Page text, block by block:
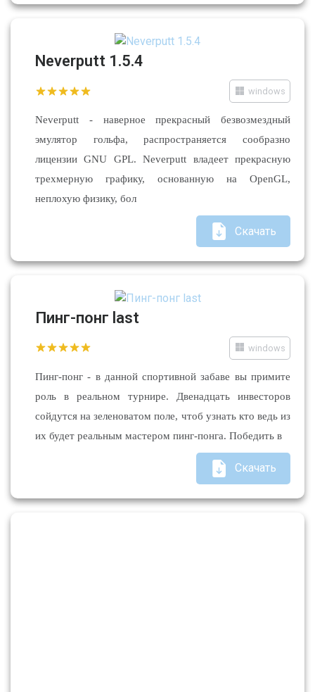
Neverputt 1.5.4
windows
Neverputt - наверное прекрасный безвозмездный
эмулятор гольфа, распространяется сообразно
лицензии GNU GPL. Neverputt владеет прекрасную
трехмерную графику, основанную на OpenGL,
неплохую физику, бол
Скачать
Пинг-понг last
windows
Пинг-понг - в данной спортивной забаве вы примите
роль в реальном турнире. Двенадцать инвесторов
сойдутся на зеленоватом поле, чтоб узнать кто ведь из
их будет реальным мастером пинг-понга. Победить в
Скачать